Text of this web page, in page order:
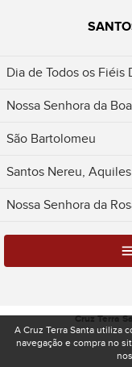
Dia de Todos os Fiéis
Nossa Senhora da
São Bartolomeu
Santos Nereu,
Nossa Senhora da
Cruz Terra
A Cruz Terra Santa utiliza
navegação e compra no